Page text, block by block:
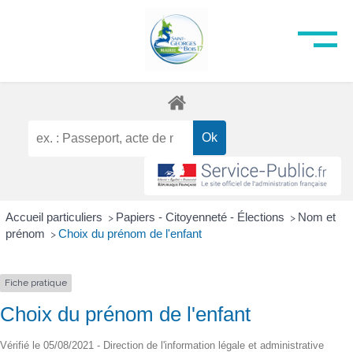
Accueil particuliers > Papiers - Citoyenneté - Élections > Nom et
prénom > Choix du prénom de l'enfant
Fiche pratique
Choix du prénom de l'enfant
Vérifié le 05/08/2021 - Direction de l'information légale et administrative